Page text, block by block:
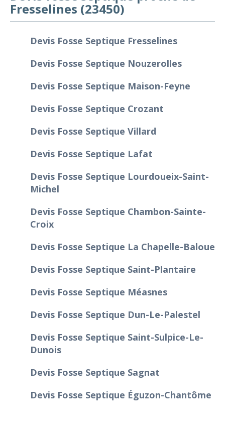
Fresselines (23450)
Devis Fosse Septique Fresselines
Devis Fosse Septique Nouzerolles
Devis Fosse Septique Maison-Feyne
Devis Fosse Septique Crozant
Devis Fosse Septique Villard
Devis Fosse Septique Lafat
Devis Fosse Septique Lourdoueix-Saint-
Michel
Devis Fosse Septique Chambon-Sainte-
Croix
Devis Fosse Septique La Chapelle-Baloue
Devis Fosse Septique Saint-Plantaire
Devis Fosse Septique Méasnes
Devis Fosse Septique Dun-Le-Palestel
Devis Fosse Septique Saint-Sulpice-Le-
Dunois
Devis Fosse Septique Sagnat
Devis Fosse Septique Éguzon-Chantôme